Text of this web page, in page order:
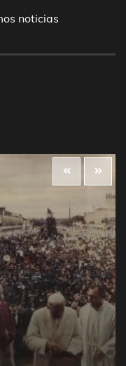
noticias